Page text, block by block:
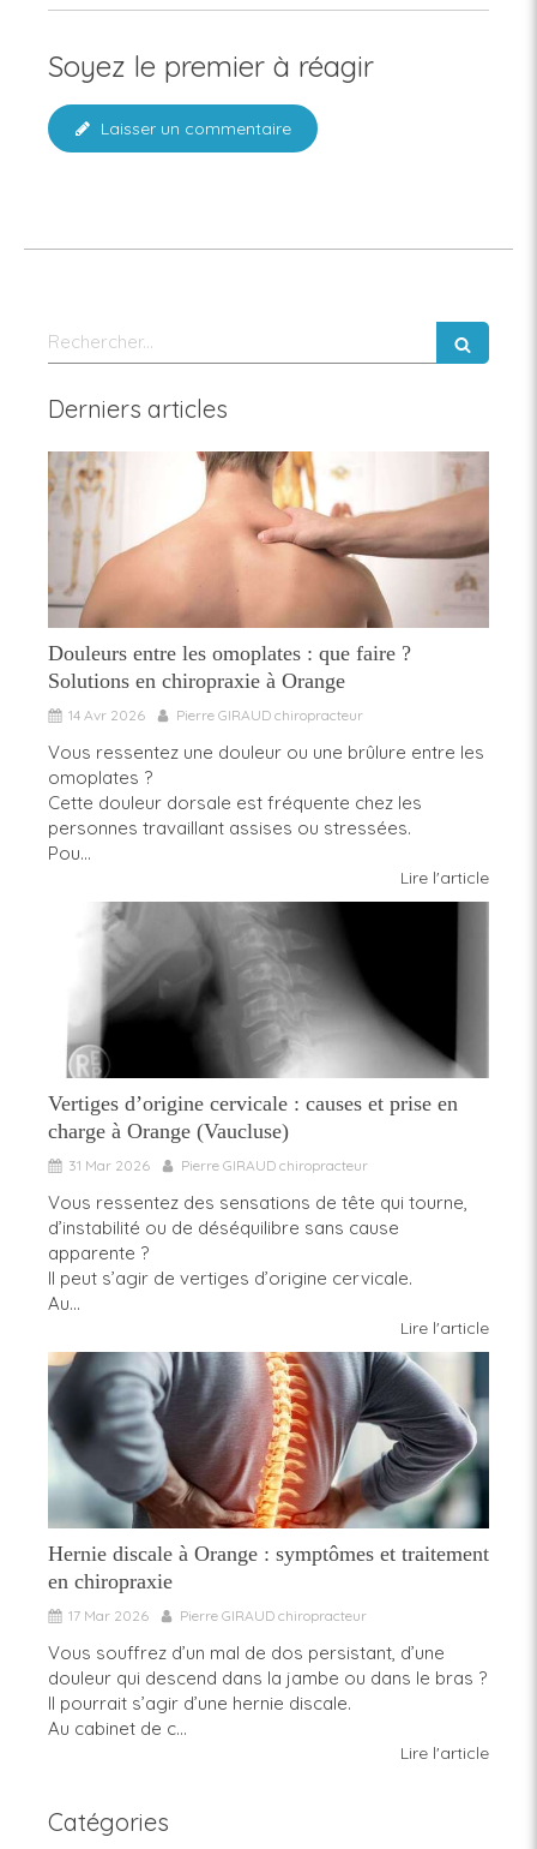
Soyez le premier à réagir
Laisser un commentaire
Rechercher
Derniers articles
Douleurs entre les omoplates : que faire ?
Solutions en chiropraxie à Orange
14 Avr 2026 Pierre GIRAUD chiropracteur
Vous ressentez une douleur ou une brûlure entre les
omoplates ?
Cette douleur dorsale est fréquente chez les
personnes travaillant assises ou stressées.
Pou...
Lire l'article
Vertiges d’origine cervicale : causes et prise en
charge à Orange (Vaucluse)
31 Mar 2026 Pierre GIRAUD chiropracteur
Vous ressentez des sensations de tête qui tourne,
d’instabilité ou de déséquilibre sans cause
apparente ?
Il peut s’agir de vertiges d’origine cervicale.
Au...
Lire l'article
Hernie discale à Orange : symptômes et traitement
en chiropraxie
17 Mar 2026 Pierre GIRAUD chiropracteur
Vous souffrez d’un mal de dos persistant, d’une
douleur qui descend dans la jambe ou dans le bras ?
Il pourrait s’agir d’une hernie discale.
Au cabinet de c...
Lire l'article
Catégories